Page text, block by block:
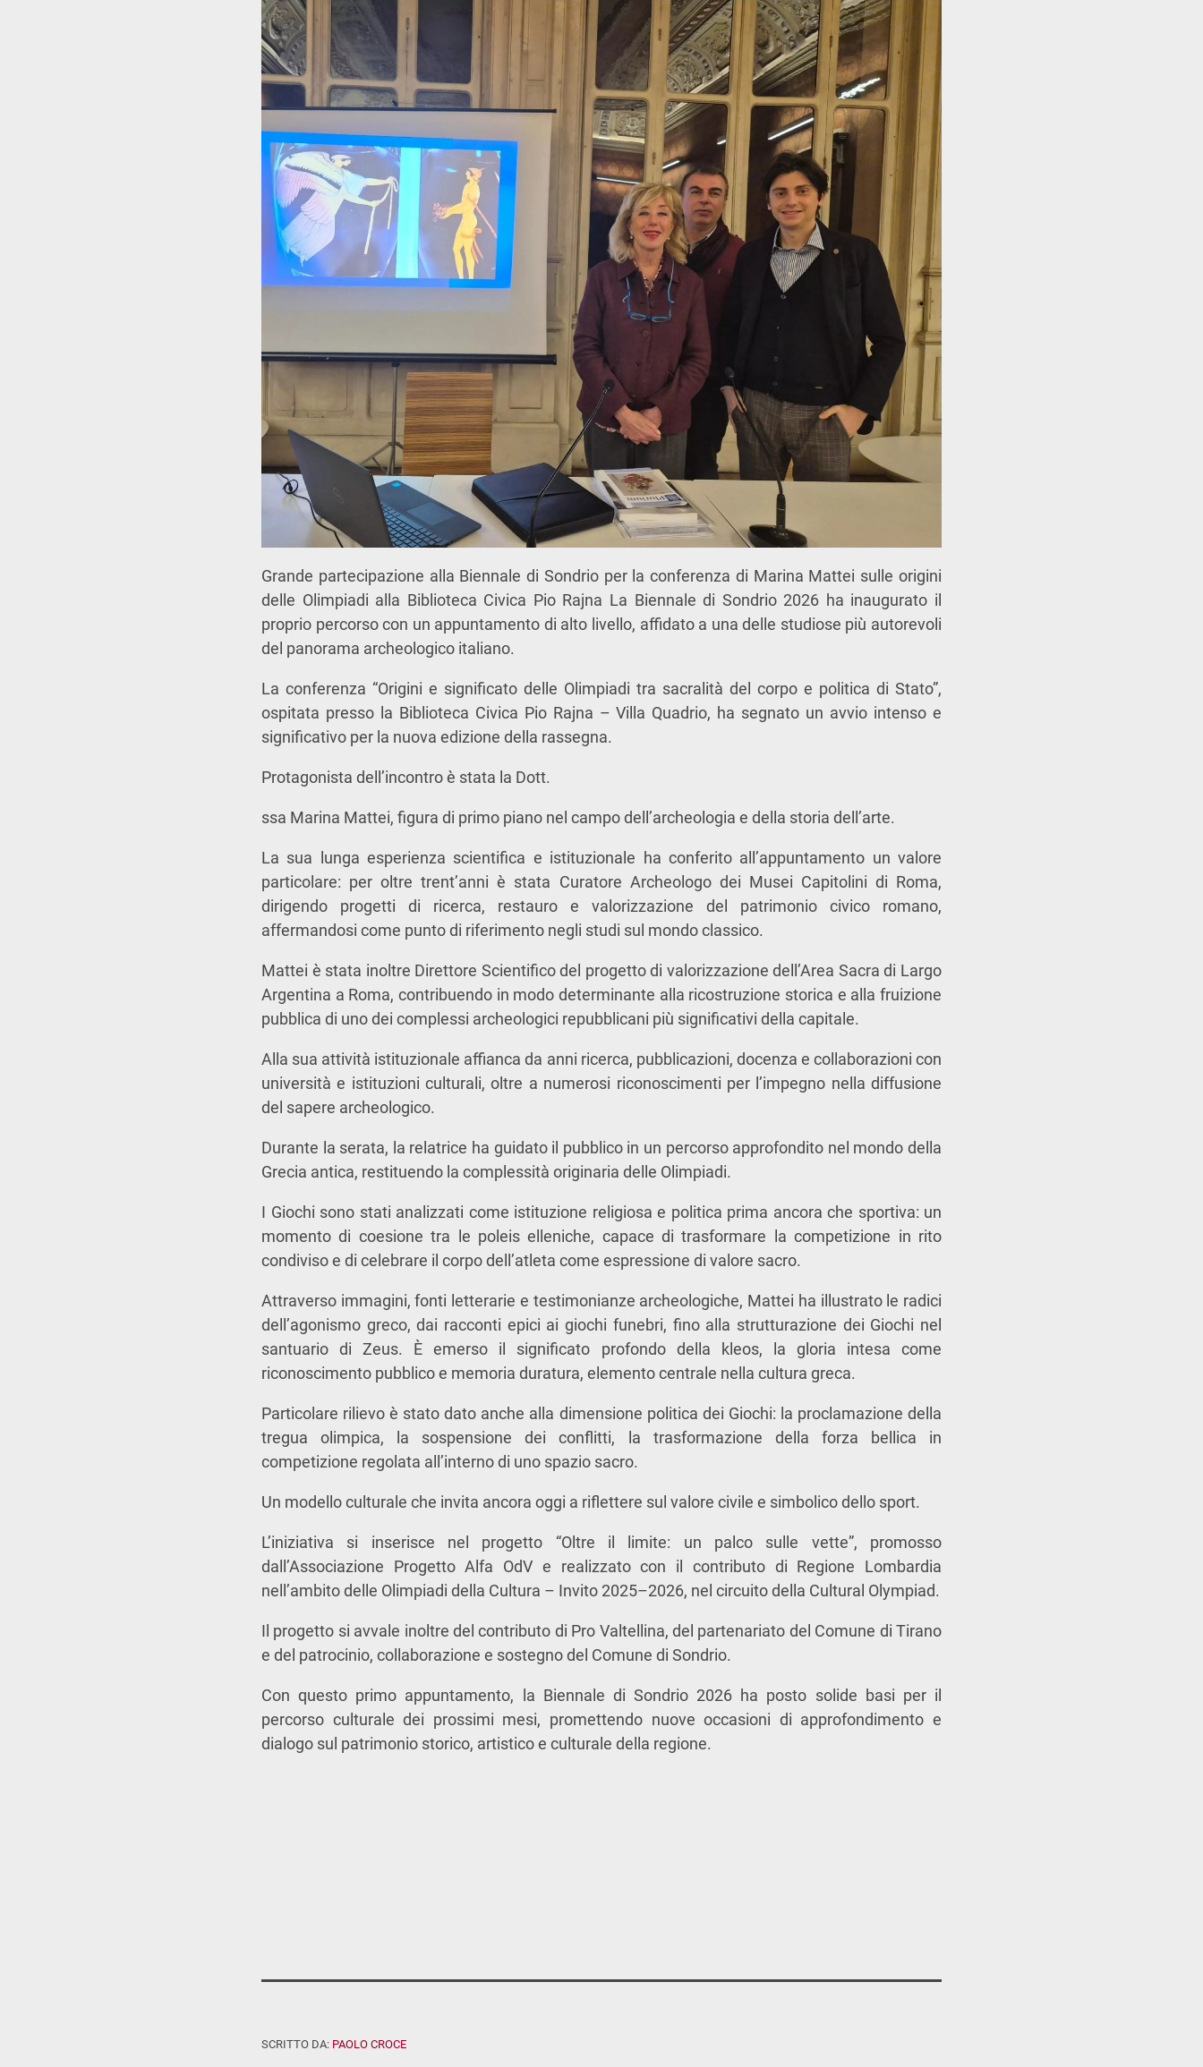
Grande partecipazione alla Biennale di Sondrio per la conferenza di Marina Mattei sulle origini
delle Olimpiadi alla Biblioteca Civica Pio Rajna La Biennale di Sondrio 2026 ha inaugurato il
proprio percorso con un appuntamento di alto livello, affidato a una delle studiose più autorevoli
del panorama archeologico italiano.
La conferenza “Origini e significato delle Olimpiadi tra sacralità del corpo e politica di Stato”,
ospitata presso la Biblioteca Civica Pio Rajna – Villa Quadrio, ha segnato un avvio intenso e
significativo per la nuova edizione della rassegna.
Protagonista dell’incontro è stata la Dott.
ssa Marina Mattei, figura di primo piano nel campo dell’archeologia e della storia dell’arte.
La sua lunga esperienza scientifica e istituzionale ha conferito all’appuntamento un valore
particolare: per oltre trent’anni è stata Curatore Archeologo dei Musei Capitolini di Roma,
dirigendo progetti di ricerca, restauro e valorizzazione del patrimonio civico romano,
affermandosi come punto di riferimento negli studi sul mondo classico.
Mattei è stata inoltre Direttore Scientifico del progetto di valorizzazione dell’Area Sacra di Largo
Argentina a Roma, contribuendo in modo determinante alla ricostruzione storica e alla fruizione
pubblica di uno dei complessi archeologici repubblicani più significativi della capitale.
Alla sua attività istituzionale affianca da anni ricerca, pubblicazioni, docenza e collaborazioni con
università e istituzioni culturali, oltre a numerosi riconoscimenti per l’impegno nella diffusione
del sapere archeologico.
Durante la serata, la relatrice ha guidato il pubblico in un percorso approfondito nel mondo della
Grecia antica, restituendo la complessità originaria delle Olimpiadi.
I Giochi sono stati analizzati come istituzione religiosa e politica prima ancora che sportiva: un
momento di coesione tra le poleis elleniche, capace di trasformare la competizione in rito
condiviso e di celebrare il corpo dell’atleta come espressione di valore sacro.
Attraverso immagini, fonti letterarie e testimonianze archeologiche, Mattei ha illustrato le radici
dell’agonismo greco, dai racconti epici ai giochi funebri, fino alla strutturazione dei Giochi nel
santuario di Zeus. È emerso il significato profondo della kleos, la gloria intesa come
riconoscimento pubblico e memoria duratura, elemento centrale nella cultura greca.
Particolare rilievo è stato dato anche alla dimensione politica dei Giochi: la proclamazione della
tregua olimpica, la sospensione dei conflitti, la trasformazione della forza bellica in
competizione regolata all’interno di uno spazio sacro.
Un modello culturale che invita ancora oggi a riflettere sul valore civile e simbolico dello sport.
L’iniziativa si inserisce nel progetto “Oltre il limite: un palco sulle vette”, promosso
dall’Associazione Progetto Alfa OdV e realizzato con il contributo di Regione Lombardia
nell’ambito delle Olimpiadi della Cultura – Invito 2025–2026, nel circuito della Cultural Olympiad.
Il progetto si avvale inoltre del contributo di Pro Valtellina, del partenariato del Comune di Tirano
e del patrocinio, collaborazione e sostegno del Comune di Sondrio.
Con questo primo appuntamento, la Biennale di Sondrio 2026 ha posto solide basi per il
percorso culturale dei prossimi mesi, promettendo nuove occasioni di approfondimento e
dialogo sul patrimonio storico, artistico e culturale della regione.
SCRITTO DA: PAOLO CROCE